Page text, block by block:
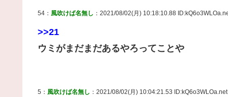
54： 風吹けば名無し ：2021/08/02(月) 10:18:10.88
>>21
ウミがまだまだあるやろってことや
5： 風吹けば名無し ：2021/08/02(月) 10:04:21.53 ID:kQ6o3WLOa.net